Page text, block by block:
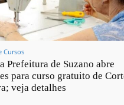
Cursos
Prefeitura de Suzano abre
para curso gratuito de
veja detalhes